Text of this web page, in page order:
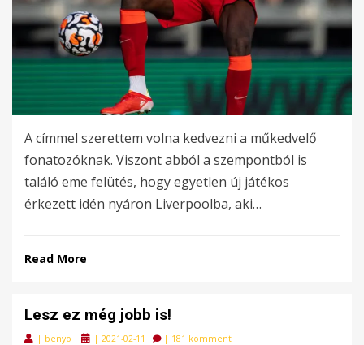
A címmel szerettem volna kedvezni a műkedvelő
fonatozóknak. Viszont abból a szempontból is
találó eme felütés, hogy egyetlen új játékos
érkezett idén nyáron Liverpoolba, aki…
Read More
Lesz ez még jobb is!
| benyo
Posted
| 2021-02-11 | 181 komment